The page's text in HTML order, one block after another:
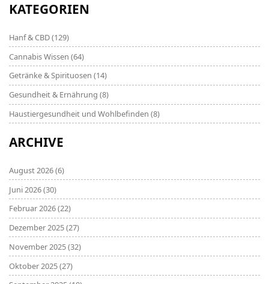
KATEGORIEN
Hanf & CBD(129)
Cannabis Wissen (64)
Getränke & Spirituosen (14)
Gesundheit & Ernährung (8)
Haustiergesundheit und Wohlbefinden (8)
ARCHIVE
August 2026(6)
Juni 2026(30)
Februar 2026(22)
Dezember 2025(27)
November 2025(32)
Oktober 2025(27)